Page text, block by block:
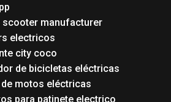
scooter manufacturer
electricos
city coco
de bicicletas eléctricas
motos eléctricas
para patinete electrico